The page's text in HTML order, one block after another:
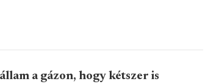
a gázon, hogy kétszer is